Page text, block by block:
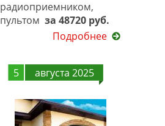
радиоприемником,
пультом за 48720 руб.
Подробнее
5 августа 2025